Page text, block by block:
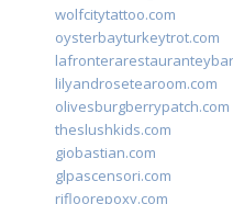
wolfcitytattoo.com
oysterbayturkeytrot.com
lilyandrosetearoom.com
olivesburgberrypatch.com
theslushkids.com
giobastian.com
glpascensori.com
rifloorepoxy.com